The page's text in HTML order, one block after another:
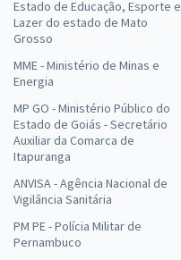
Estado de Educação, Esporte e
Lazer do estado de Mato
Grosso
MME - Ministério de Minas e
Energia
MP GO - Ministério Público do
Estado de Goiás - Secretário
Auxiliar da Comarca de
Itapuranga
ANVISA - Agência Nacional de
Vigilância Sanitária
PM PE - Polícia Militar de
Pernambuco